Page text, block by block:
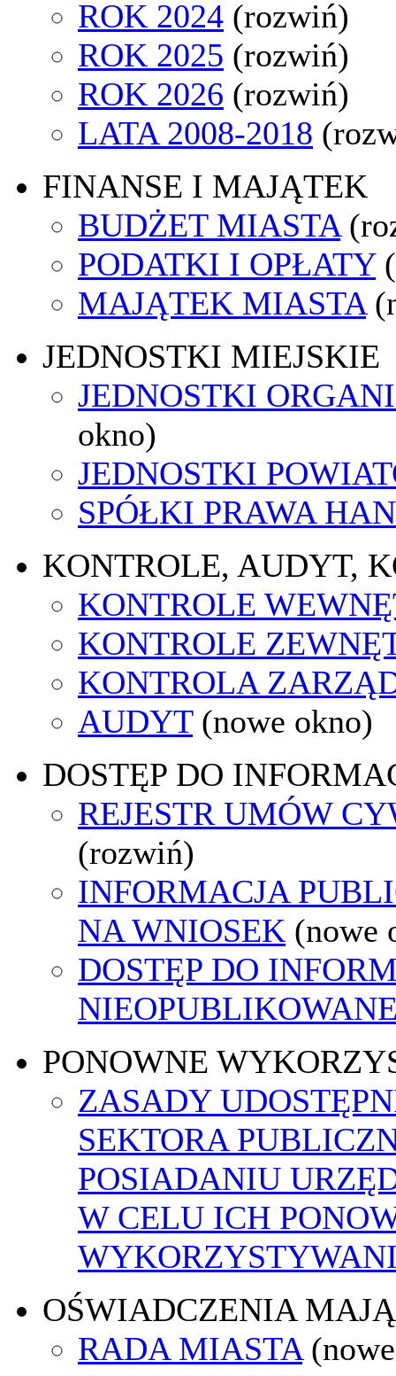
ROK 2024 (rozwiń)
ROK 2025 (rozwiń)
ROK 2026 (rozwiń)
LATA 2008-2018
FINANSE I MAJĄTEK
BUDŻET MIASTA
PODATKI I OPŁATY
MAJĄTEK MIASTA
JEDNOSTKI MIEJSKIE
JEDNOSTKI
okno)
JEDNOSTKI
SPÓŁKI PRAWA
KONTROLE, AUDYT,
KONTROLE
KONTROLE
KONTROLA
AUDYT (nowe okno)
DOSTĘP DO
REJESTR UMÓW
(rozwiń)
INFORMACJA
NA WNIOSEK (nowe
DOSTĘP DO
PONOWNE
ZASADY
SEKTORA
POSIADANIU
W CELU ICH
OŚWIADCZENIA
RADA MIASTA